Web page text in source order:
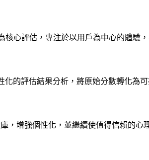
核心評估，專注於以用戶為中心的體驗
的評估結果分析，將原始分數轉化為
，增強個性化，並繼續使值得信賴的心